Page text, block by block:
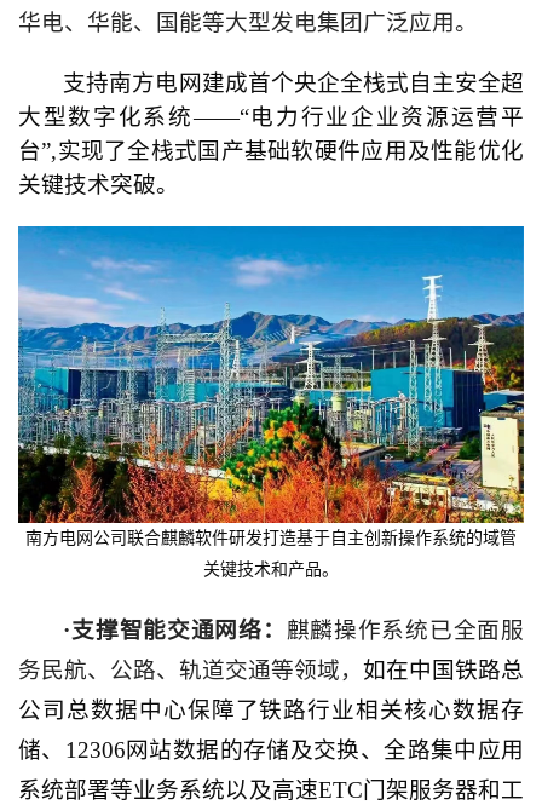
华电、华能、国能等大型发电集团广泛应用。
支持南方电网建成首个央企全栈式自主安全超
大型数字化系统——“电力行业企业资源运营平
台”,实现了全栈式国产基础软硬件应用及性能优化
关键技术突破。
南方电网公司联合麒麟软件研发打造基于自主创新操作系统的域管
关键技术和产品。
·支撑智能交通网络： 麒麟操作系统已全面服
务民航、公路、轨道交通等领域， 如在中国铁路总
公司总数据中心保障了铁路行业相关核心数据存
储、 12306网站数据的存储及交换、全路集中应用
系统部署等业务系统以及高速ETC门架服务器和工